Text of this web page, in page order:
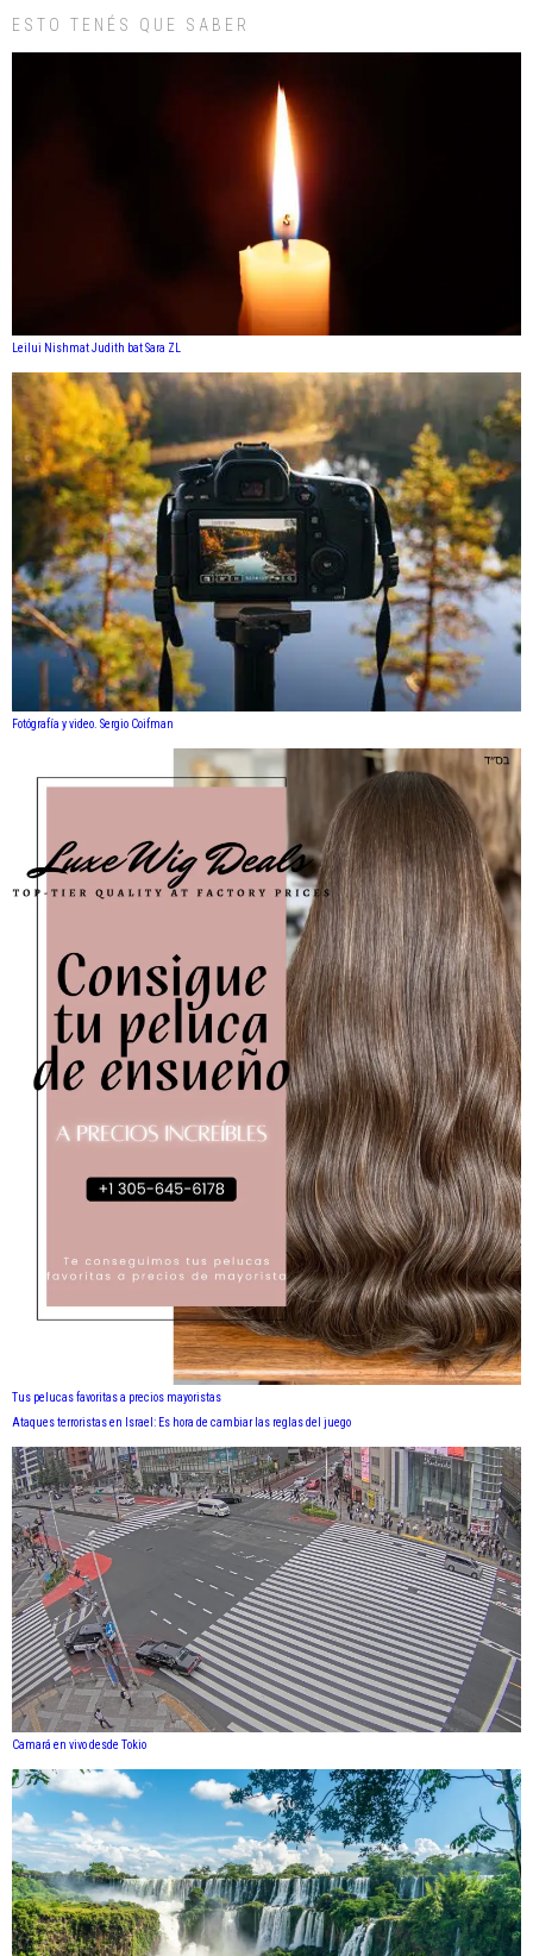
ESTO TENÉS QUE SABER
Leilui Nishmat Judith bat Sara ZL
Fotógrafía y video. Sergio Coifman
Tus pelucas favoritas a precios mayoristas
Ataques terroristas en Israel: Es hora de cambiar las reglas del juego
Camará en vivo desde Tokio